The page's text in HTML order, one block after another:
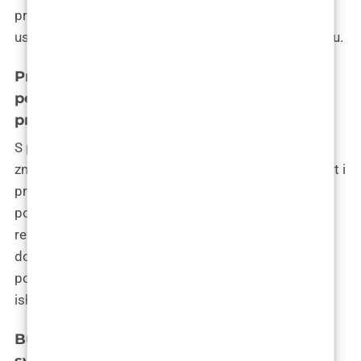
predanost učenju i razvoju vještina ključna je za
uspješnu integraciju ovih inovacija u estetsku kirurgiju.
Prednosti inteligentnih implantata iz
perspektive kirurga: Preciznost,
prilagodljivost i rezultati
S perspektive kirurga, inteligentni implantati nude
značajne prednosti. Dr. Bagatin ističe kako preciznost i
prilagodljivost ovih implantata omogućavaju
postizanje prirodnijih rezultata i smanjuju potrebu za
revizijskim zahvatima. Ova tehnologija također
doprinosi smanjenju rizika od komplikacija,
poboljšavajući sigurnost pacijenata i povjerenje u
ishode operacija.
Budućnost blefaroplastike u Zagrebu i